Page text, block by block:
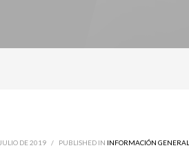
DE 2019 / PUBLISHED IN INFORMACIÓN GENERAL